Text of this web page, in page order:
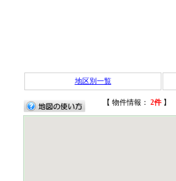
地区別一覧
【 物件情報： 2件】